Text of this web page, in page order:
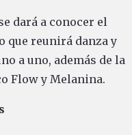
dará a conocer el
que reunirá danza y
a uno, además de la
Flow y Melanina.